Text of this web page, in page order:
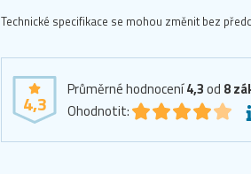
Technické specifikace se mohou změnit bez
4,3
Průměrné hodnocení4,3od 8
Ohodnotit: